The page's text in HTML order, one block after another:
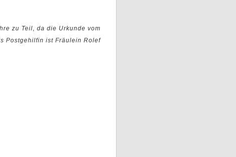
zu Teil, da die Urkunde vom
Postgehilfin ist Fräulein Rolef